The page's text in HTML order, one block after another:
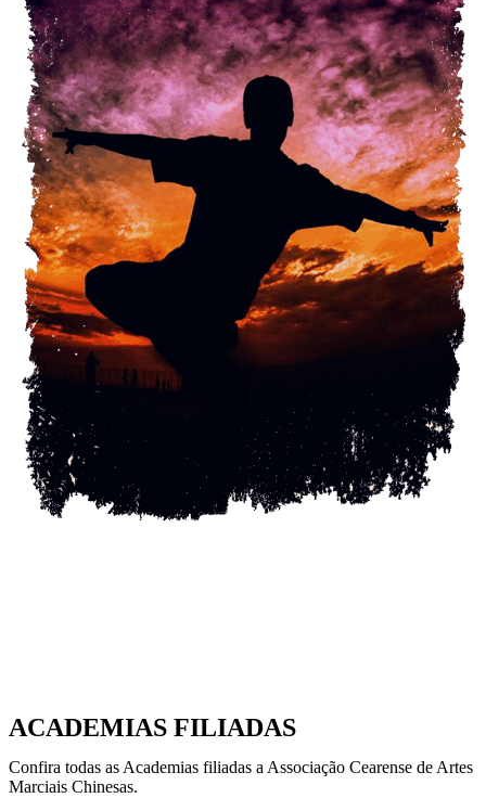
VER MAIS
ACADEMIAS FILIADAS
Confira todas as Academias filiadas a Associação Cearense de Artes
Marciais Chinesas.